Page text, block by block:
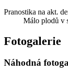
Pranostika na akt.
Málo plodů v
Fotogalerie
Náhodná